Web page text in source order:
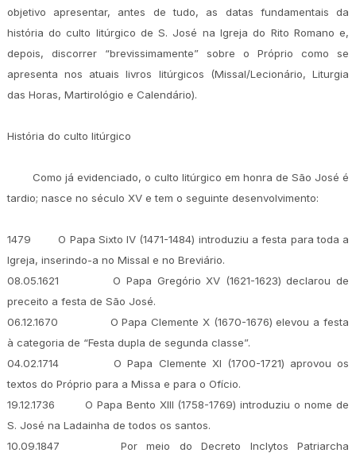
objetivo apresentar, antes de tudo, as datas fundamentais da
história do culto litúrgico de S. José na Igreja do Rito Romano e,
depois, discorrer “brevissimamente” sobre o Próprio como se
apresenta nos atuais livros litúrgicos (Missal/Lecionário, Liturgia
das Horas, Martirológio e Calendário).
História do culto litúrgico
Como já evidenciado, o culto litúrgico em honra de São José é
tardio; nasce no século XV e tem o seguinte desenvolvimento:
1479
O Papa Sixto IV (1471-1484) introduziu a festa para toda a
Igreja, inserindo-a no Missal e no Breviário.
08.05.1621
O Papa Gregório XV (1621-1623) declarou de
preceito a festa de São José.
06.12.1670
O Papa Clemente X (1670-1676) elevou a festa
à categoria de “Festa dupla de segunda classe”.
04.02.1714
O Papa Clemente XI (1700-1721) aprovou os
textos do Próprio para a Missa e para o Ofício.
19.12.1736
O Papa Bento XIII (1758-1769) introduziu o nome de
S. José na Ladainha de todos os santos.
10.09.1847
Por meio do Decreto Inclytos Patriarcha